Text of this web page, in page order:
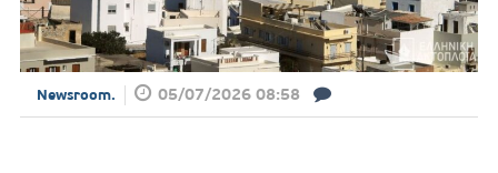
Newsroom. 05/07/2026 08:58